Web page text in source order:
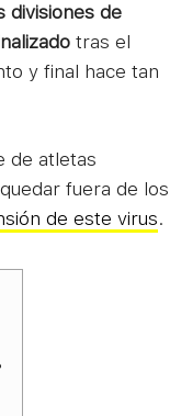
divisiones de
tras el
y final hace tan
de atletas
fuera de los
de este virus.